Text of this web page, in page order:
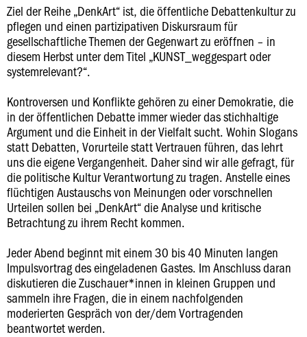
Ziel der Reihe „DenkArt“ ist, die öffentliche Debattenkultur zu
pflegen und einen partizipativen Diskursraum für
gesellschaftliche Themen der Gegenwart zu eröffnen – in
diesem Herbst unter dem Titel „KUNST_weggespart oder
systemrelevant?“.
Kontroversen und Konflikte gehören zu einer Demokratie, die
in der öffentlichen Debatte immer wieder das stichhaltige
Argument und die Einheit in der Vielfalt sucht. Wohin Slogans
statt Debatten, Vorurteile statt Vertrauen führen, das lehrt
uns die eigene Vergangenheit. Daher sind wir alle gefragt, für
die politische Kultur Verantwortung zu tragen. Anstelle eines
flüchtigen Austauschs von Meinungen oder vorschnellen
Urteilen sollen bei „DenkArt“ die Analyse und kritische
Betrachtung zu ihrem Recht kommen.
Jeder Abend beginnt mit einem 30 bis 40 Minuten langen
Impulsvortrag des eingeladenen Gastes. Im Anschluss daran
diskutieren die Zuschauer*innen in kleinen Gruppen und
sammeln ihre Fragen, die in einem nachfolgenden
moderierten Gespräch von der/dem Vortragenden
beantwortet werden.